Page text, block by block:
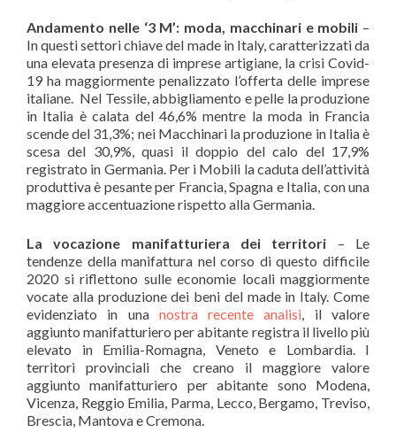
Andamento nelle ‘3 M’: moda, macchinari e mobili –
In questi settori chiave del made in Italy, caratterizzati da
una elevata presenza di imprese artigiane, la crisi Covid-
19 ha maggiormente penalizzato l’offerta delle imprese
italiane. Nel Tessile, abbigliamento e pelle la produzione
in Italia è calata del 46,6% mentre la moda in Francia
scende del 31,3%; nei Macchinari la produzione in Italia è
scesa del 30,9%, quasi il doppio del calo del 17,9%
registrato in Germania. Per i Mobili la caduta dell’attività
produttiva è pesante per Francia, Spagna e Italia, con una
maggiore accentuazione rispetto alla Germania.
La vocazione manifatturiera dei territori – Le
tendenze della manifattura nel corso di questo difficile
2020 si riflettono sulle economie locali maggiormente
vocate alla produzione dei beni del made in Italy. Come
evidenziato in una nostra recente analisi, il valore
aggiunto manifatturiero per abitante registra il livello più
elevato in Emilia-Romagna, Veneto e Lombardia. I
territori provinciali che creano il maggiore valore
aggiunto manifatturiero per abitante sono Modena,
Vicenza, Reggio Emilia, Parma, Lecco, Bergamo, Treviso,
Brescia, Mantova e Cremona.